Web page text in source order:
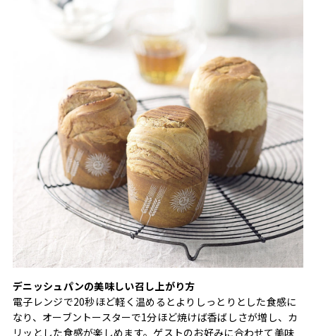
デニッシュパンの美味しい召し上がり方
電子レンジで20秒ほど軽く温めるとよりしっとりとした食感に
なり、オーブントースターで1分ほど焼けば香ばしさが増し、カ
リッとした食感が楽しめます。ゲストのお好みに合わせて美味